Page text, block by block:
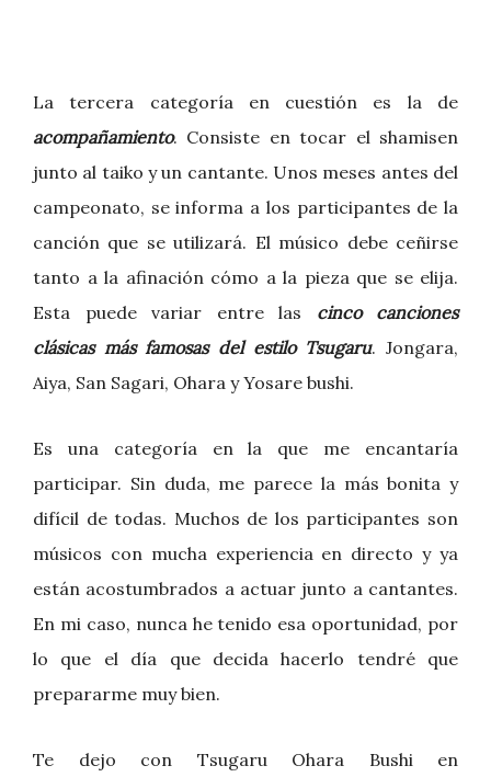
La tercera categoría en cuestión es la de
acompañamiento. Consiste en tocar el shamisen
junto al taiko y un cantante. Unos meses antes del
campeonato, se informa a los participantes de la
canción que se utilizará. El músico debe ceñirse
tanto a la afinación cómo a la pieza que se elija.
Esta puede variar entre las cinco canciones
clásicas más famosas del estilo Tsugaru. Jongara,
Aiya, San Sagari, Ohara y Yosare bushi.
Es una categoría en la que me encantaría
participar. Sin duda, me parece la más bonita y
difícil de todas. Muchos de los participantes son
músicos con mucha experiencia en directo y ya
están acostumbrados a actuar junto a cantantes.
En mi caso, nunca he tenido esa oportunidad, por
lo que el día que decida hacerlo tendré que
prepararme muy bien.
Te dejo con Tsugaru Ohara Bushi en